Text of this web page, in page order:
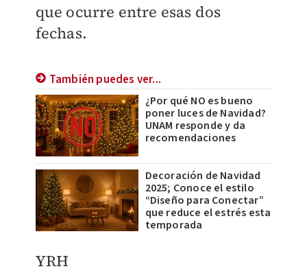
que ocurre entre esas dos
fechas.
También puedes ver...
¿Por qué NO es bueno
poner luces de Navidad?
UNAM responde y da
recomendaciones
Decoración de Navidad
2025; Conoce el estilo
“Diseño para Conectar”
que reduce el estrés esta
temporada
YRH